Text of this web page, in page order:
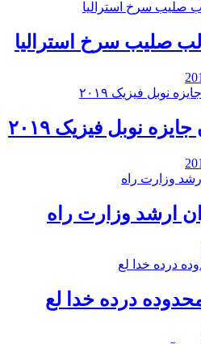
صلیب سرخ استرالیا
نوبل فیزیک ۲۰۱۹
ارشد وزارت راه
درده خدا لع